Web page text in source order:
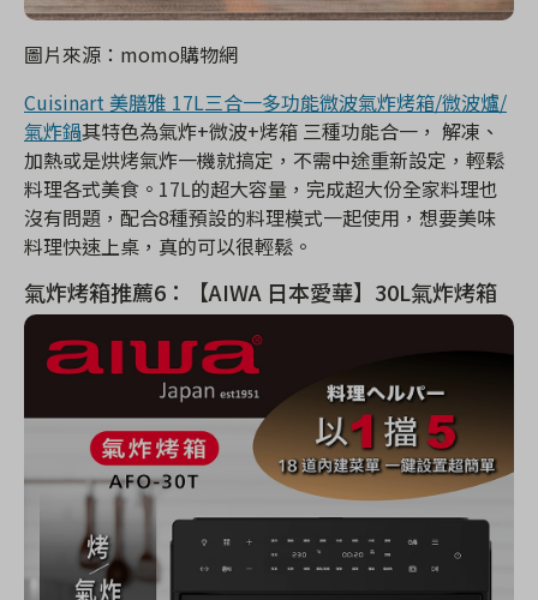
圖片來源：momo購物網
Cuisinart 美膳雅 17L三合一多功能微波氣炸烤箱/微波爐/
氣炸鍋其特色為氣炸+微波+烤箱 三種功能合一， 解凍、
加熱或是烘烤氣炸一機就搞定，不需中途重新設定，輕鬆
料理各式美食。17L的超大容量，完成超大份全家料理也
沒有問題，配合8種預設的料理模式一起使用，想要美味
料理快速上桌，真的可以很輕鬆。
氣炸烤箱推薦6：【AIWA 日本愛華】30L氣炸烤箱